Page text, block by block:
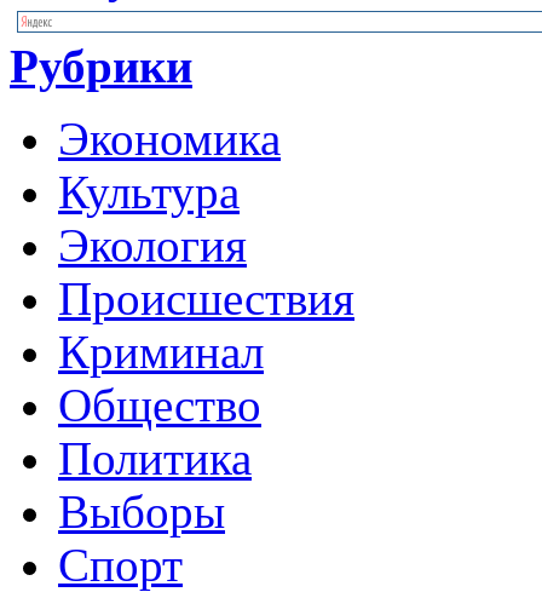
Рубрики
Экономика
Культура
Экология
Происшествия
Криминал
Общество
Политика
Выборы
Спорт